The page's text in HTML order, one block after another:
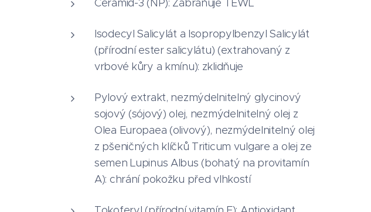
Ceramid-3 (NP): Zabraňuje TEWL
Isodecyl Salicylát a Isopropylbenzyl Salicylát
(přírodní ester salicylátu) (extrahovaný z
vrbové kůry a kmínu): zklidňuje
Pylový extrakt, nezmýdelnitelný glycinový
sojový (sójový) olej, nezmýdelnitelný olej z
Olea Europaea (olivový), nezmýdelnitelný olej
z pšeničných klíčků Triticum vulgare a olej ze
semen Lupinus Albus (bohatý na provitamín
A): chrání pokožku před vlhkostí